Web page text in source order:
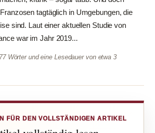
tagtäglich in Umgebungen, die
sind. Laut einer aktuellen Studie von
war im Jahr 2019...
Wörter und eine Lesedauer von etwa 3
FÜR DEN VOLLSTÄNDIGEN ARTIKEL